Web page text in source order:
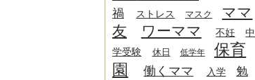
禍
ストレス マスク
ママ
友
ワーママ 不妊
中
学受験
休日 低学年
保育
園
働くママ 入学
勉